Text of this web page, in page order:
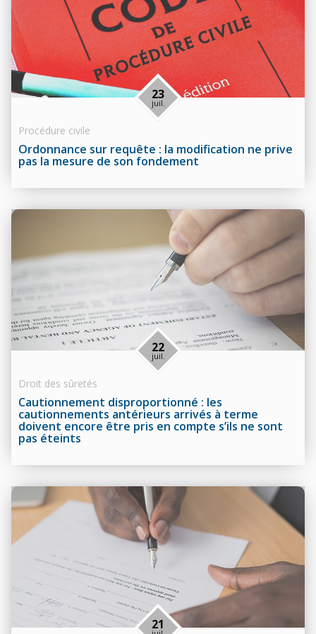
Ordonnance sur requête : la modification ne prive
pas la mesure de son fondement
23
juil.
Procédure civile
Cautionnement disproportionné : les
cautionnements antérieurs arrivés à terme
doivent encore être pris en compte s’ils ne sont
pas éteints
22
juil.
Droit des sûretés
21